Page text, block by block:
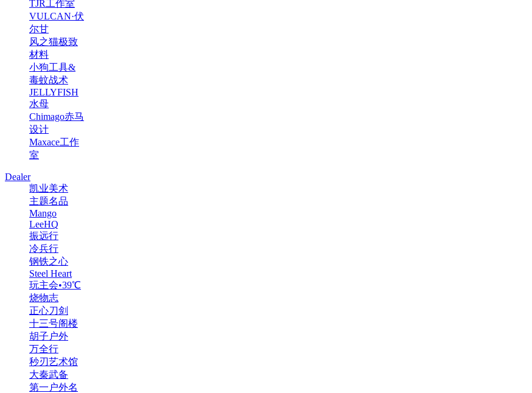
TJR工作室
VULCAN·伏
尔甘
风之猫极致
材料
小狗工具&
毒蚊战术
JELLYFISH
水母
Chimago赤马
设计
Maxace工作
室
Dealer
凯业美术
主题名品
Mango
LeeHQ
振远行
冷兵行
钢铁之心
Steel Heart
玩主会•39℃
烧物志
正心刀剑
十三号阁楼
胡子户外
万全行
秒刃艺术馆
大秦武备
第一户外名